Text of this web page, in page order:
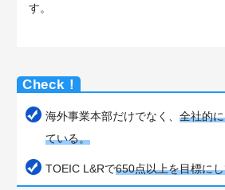
す。
海外事業本部だけでなく、 全社的
ている。
TOEIC L&Rで650点以上を目標に